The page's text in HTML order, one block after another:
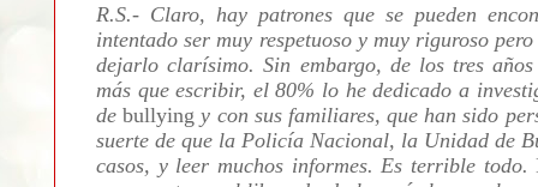
R.S.- Claro, hay patrones que se pueden
intentado ser muy respetuoso y muy riguroso
dejarlo clarísimo. Sin embargo, de los tres
más que escribir, el 80% lo he dedicado a
debullying y con sus familiares, que han sido
suerte de que la Policía Nacional, la Unidad de
casos, y leer muchos informes. Es terrible todo.